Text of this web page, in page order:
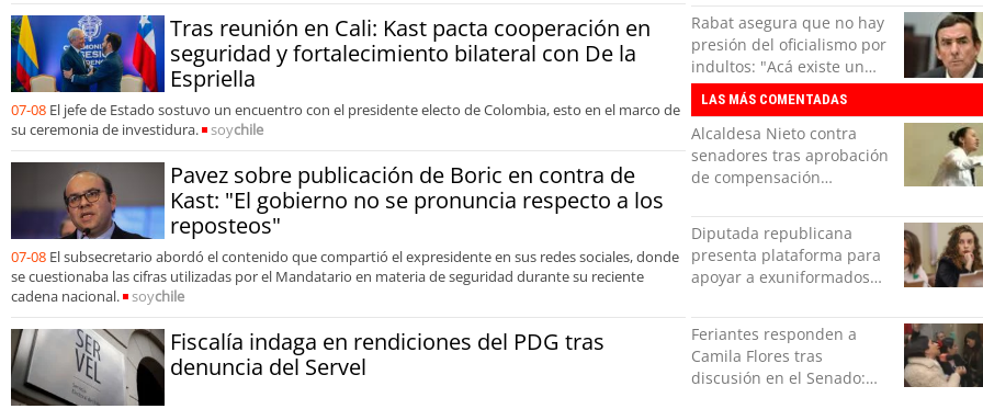
Tras reunión en Cali: Kast pacta cooperación en
seguridad y fortalecimiento bilateral con De la
Espriella
07-08 El jefe de Estado sostuvo un encuentro con el presidente electo de Colombia, esto en el marco de
su ceremonia de investidura.
soychile
Pavez sobre publicación de Boric en contra de
Kast: "El gobierno no se pronuncia respecto a los
reposteos"
07-08 El subsecretario abordó el contenido que compartió el expresidente en sus redes sociales, donde
se cuestionaba las cifras utilizadas por el Mandatario en materia de seguridad durante su reciente
cadena nacional.
soychile
Fiscalía indaga en rendiciones del PDG tras
denuncia del Servel
Rabat asegura que no hay
presión del oficialismo por
indultos: "Acá existe un
derecho de petición"
LAS MÁS COMENTADAS
Alcaldesa Nieto contra
senadores tras aprobación
de compensación
indolente"
Diputada republicana
presenta plataforma para
apoyar a exuniformados
social
Feriantes responden a
Camila Flores tras
discusión en el Senado: